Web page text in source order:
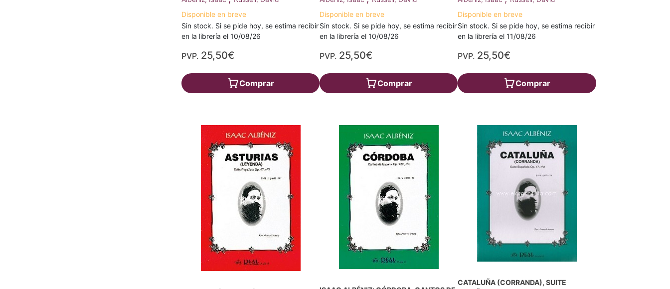
Disponible en breve
Sin stock. Si se pide hoy, se estima recibir
en la librería el 10/08/26
PVP. 25,50€
Comprar
Disponible en breve
Sin stock. Si se pide hoy, se estima recibir
en la librería el 10/08/26
PVP. 25,50€
Comprar
Disponible en breve
Sin stock. Si se pide hoy, se estima recibir
en la librería el 11/08/26
PVP. 25,50€
Comprar
CATALUÑA (CORRANDA), SUITE